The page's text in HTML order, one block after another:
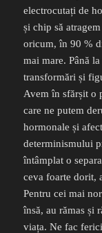
electrocutați de
și chip să
oricum, în 90 %
mai mare. Până
transformări și
Avem în sfărșit o
care ne putem
hormonale și
determinismului
întâmplat o
ceva foarte dorit,
Pentru cei mai
însă, au rămas și
viața. Ne fac